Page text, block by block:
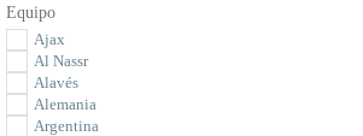
Equipo
Ajax
Al Nassr
Alavés
Alemania
Argentina